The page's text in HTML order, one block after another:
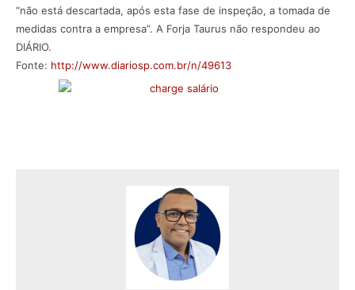
“não está descartada, após esta fase de inspeção, a tomada de
medidas contra a empresa”. A Forja Taurus não respondeu ao
DIÁRIO.
Fonte: http://www.diariosp.com.br/n/49613